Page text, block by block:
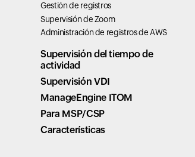
Gestión de registros
Supervisión de Zoom
Administración de registros de AWS
Supervisión del tiempo de
actividad
Supervisión VDI
ManageEngine ITOM
Para MSP/CSP
Características